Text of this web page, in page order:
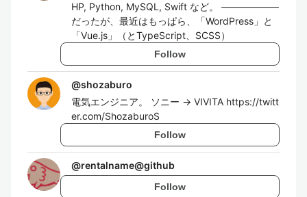
HP, Python, MySQL, Swift など。 ——————
だったが、最近はもっぱら、「WordPress」と
「Vue.js」（とTypeScript、SCSS）
Follow
@shozaburo
電気エンジニア。 ソニー → VIVITA https://twitt
er.com/ShozaburoS
Follow
@rentalname@github
Follow